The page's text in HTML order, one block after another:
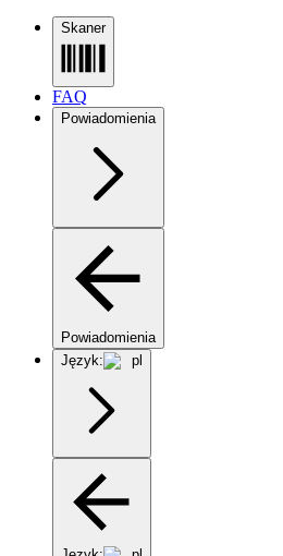
Skaner
FAQ
Powiadomienia
Powiadomienia
Język:
pl